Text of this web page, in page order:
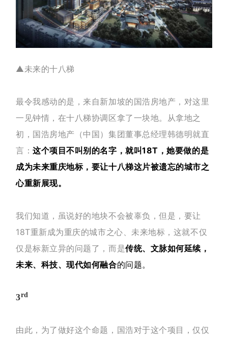
▲未来的十八梯
最令我感动的是，来自新加坡的国浩房地产，对这里
一见钟情，在十八梯协调区拿了一块地。从拿地之
初，国浩房地产（中国）集团董事总经理韩德明就直
言：这个项目不叫别的名字，就叫18T，她要做的是
成为未来重庆地标，要让十八梯这片被遗忘的城市之
心重新展现。
我们知道，虽说好的地块不会被辜负，但是，要让
18T重新成为重庆的城市之心、未来地标，这就不仅
仅是标新立异的问题了，而是传统、文脉如何延续，
未来、科技、现代如何融合的问题。
3rd
由此，为了做好这个命题，国浩对于这个项目，仅仅